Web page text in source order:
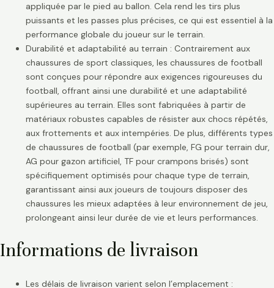
appliquée par le pied au ballon. Cela rend les tirs plus
puissants et les passes plus précises, ce qui est essentiel à la
performance globale du joueur sur le terrain.
Durabilité et adaptabilité au terrain : Contrairement aux
chaussures de sport classiques, les chaussures de football
sont conçues pour répondre aux exigences rigoureuses du
football, offrant ainsi une durabilité et une adaptabilité
supérieures au terrain. Elles sont fabriquées à partir de
matériaux robustes capables de résister aux chocs répétés,
aux frottements et aux intempéries. De plus, différents types
de chaussures de football (par exemple, FG pour terrain dur,
AG pour gazon artificiel, TF pour crampons brisés) sont
spécifiquement optimisés pour chaque type de terrain,
garantissant ainsi aux joueurs de toujours disposer des
chaussures les mieux adaptées à leur environnement de jeu,
prolongeant ainsi leur durée de vie et leurs performances.
Informations de livraison
Les délais de livraison varient selon l’emplacement :